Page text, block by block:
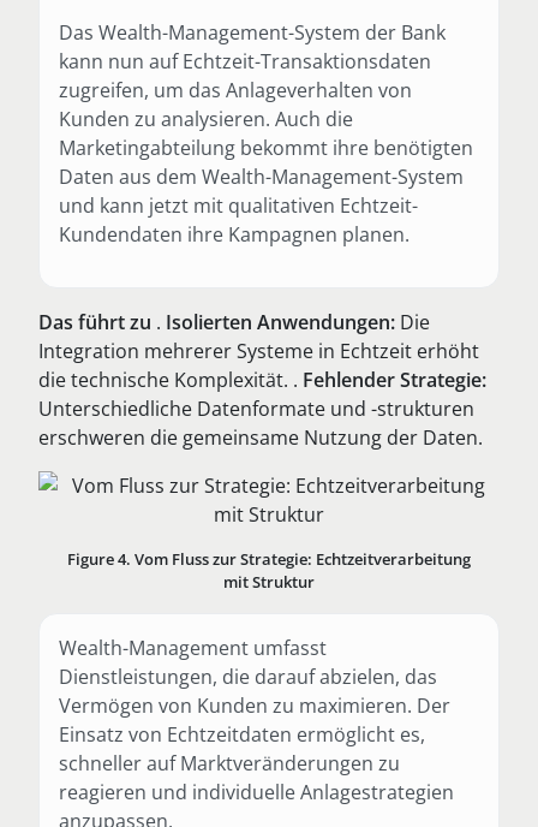
Das Wealth-Management-System der Bank
kann nun auf Echtzeit-Transaktionsdaten
zugreifen, um das Anlageverhalten von
Kunden zu analysieren. Auch die
Marketingabteilung bekommt ihre benötigten
Daten aus dem Wealth-Management-System
und kann jetzt mit qualitativen Echtzeit-
Kundendaten ihre Kampagnen planen.
Das führt zu . Isolierten Anwendungen: Die
Integration mehrerer Systeme in Echtzeit erhöht
die technische Komplexität. . Fehlender Strategie:
Unterschiedliche Datenformate und -strukturen
erschweren die gemeinsame Nutzung der Daten.
Figure 4. Vom Fluss zur Strategie: Echtzeitverarbeitung
mit Struktur
Wealth-Management umfasst
Dienstleistungen, die darauf abzielen, das
Vermögen von Kunden zu maximieren. Der
Einsatz von Echtzeitdaten ermöglicht es,
schneller auf Marktveränderungen zu
reagieren und individuelle Anlagestrategien
anzupassen.